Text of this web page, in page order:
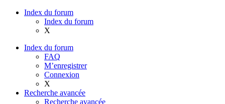
Index du forum
Index du forum
X
Index du forum
FAQ
M’enregistrer
Connexion
X
Recherche avancée
Recherche avancée